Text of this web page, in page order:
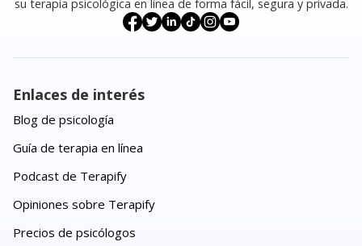
su terapia psicológica en línea de forma fácil, segura y privada.
Enlaces de interés
Blog de psicología
Guía de terapia en línea
Podcast de Terapify
Opiniones sobre Terapify
Precios de psicólogos